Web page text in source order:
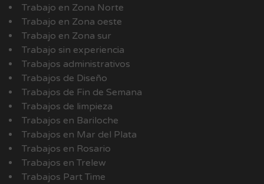
Trabajo en Zona Norte
Trabajo en Zona oeste
Trabajo en Zona sur
Trabajo sin experiencia
Trabajos administrativos
Trabajos de Diseño
Trabajos de Fin de Semana
Trabajos de limpieza
Trabajos en Bariloche
Trabajos en Mar del Plata
Trabajos en Rosario
Trabajos en Trelew
Trabajos Part Time